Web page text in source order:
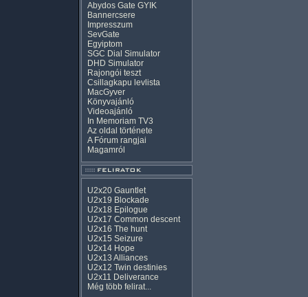
Abydos Gate GYIK
Bannercsere
Impresszum
SevGate
Egyiptom
SGC Dial Simulator
DHD Simulator
Rajongói teszt
Csillagkapu levlista
MacGyver
Könyvajánló
Videoajánló
In Memoriam TV3
Az oldal története
A Fórum rangjai
Magamról
U2x20 Gauntlet
U2x19 Blockade
U2x18 Epilogue
U2x17 Common descent
U2x16 The hunt
U2x15 Seizure
U2x14 Hope
U2x13 Alliances
U2x12 Twin destinies
U2x11 Deliverance
Még több felirat...